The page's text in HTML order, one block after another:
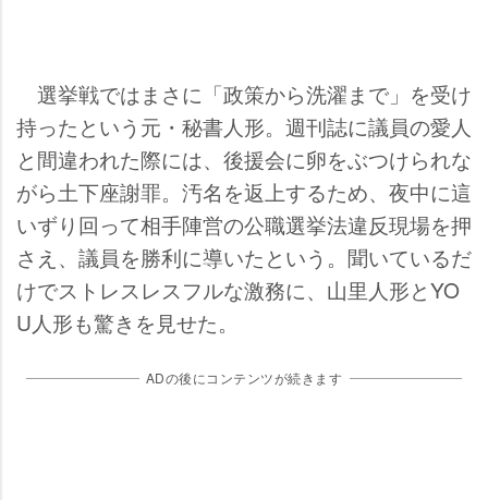
選挙戦ではまさに「政策から洗濯まで」を受け
持ったという元・秘書人形。週刊誌に議員の愛人
と間違われた際には、後援会に卵をぶつけられな
がら土下座謝罪。汚名を返上するため、夜中に這
いずり回って相手陣営の公職選挙法違反現場を押
さえ、議員を勝利に導いたという。聞いているだ
けでストレスレスフルな激務に、山里人形とYO
U人形も驚きを見せた。
ADの後にコンテンツが続きます